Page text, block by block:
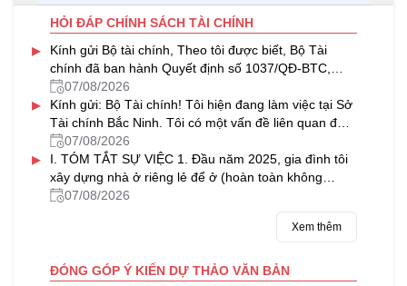
HỎI ĐÁP CHÍNH SÁCH TÀI CHÍNH
▸
Kính gửi Bộ tài chính, Theo tôi được biết, Bộ Tài
chính đã ban hành Quyết định số 1037/QĐ-BTC,
chính thức công bố quy trình...
07/08/2026
▸
Kính gửi: Bộ Tài chính! Tôi hiện đang làm việc tại Sở
Tài chính Bắc Ninh. Tôi có một vấn đề liên quan đến
lĩnh vực đầu tư...
07/08/2026
▸
I. TÓM TẮT SỰ VIỆC 1. Đầu năm 2025, gia đình tôi
xây dựng nhà ở riêng lẻ để ở (hoàn toàn không
nhằm mục đích kinh doanh) tại...
07/08/2026
Xem thêm
ĐÓNG GÓP Ý KIẾN DỰ THẢO VĂN BẢN